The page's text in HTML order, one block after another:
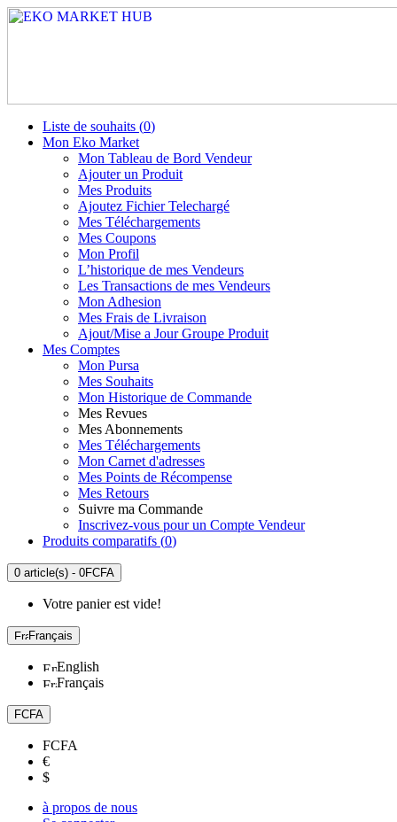
Liste de souhaits (0)
Mon Eko Market
Mon Tableau de Bord Vendeur
Ajouter un Produit
Mes Produits
Ajoutez Fichier Telechargé
Mes Téléchargements
Mes Coupons
Mon Profil
L’historique de mes Vendeurs
Les Transactions de mes Vendeurs
Mon Adhesion
Mes Frais de Livraison
Ajout/Mise a Jour Groupe Produit
Mes Comptes
Mon Pursa
Mes Souhaits
Mon Historique de Commande
Mes Revues
Mes Abonnements
Mes Téléchargements
Mon Carnet d'adresses
Mes Points de Récompense
Mes Retours
Suivre ma Commande
Inscrivez-vous pour un Compte Vendeur
Produits comparatifs (0)
0 article(s) - 0FCFA
Votre panier est vide!
Français
English
Français
FCFA
FCFA
€
$
à propos de nous